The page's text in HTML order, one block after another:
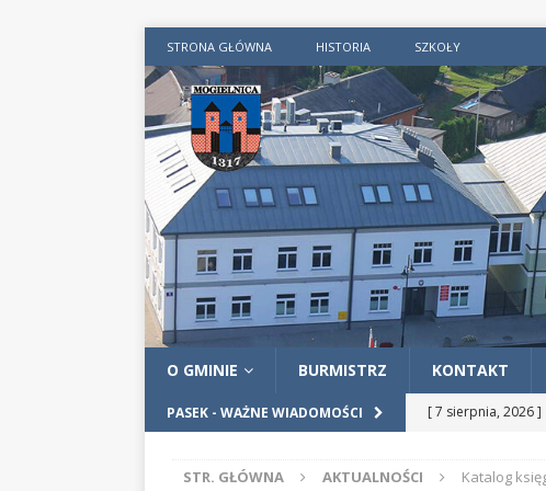
STRONA GŁÓWNA HISTORIA SZKOŁY
O GMINIE BURMISTRZ KONTAKT
PASEK - WAŻNE WIADOMOŚCI [ 7 sierpnia, 2026 ]
[ 4 sierpnia, 2026 ]
STR. GŁÓWNA AKTUALNOŚCI Katalog